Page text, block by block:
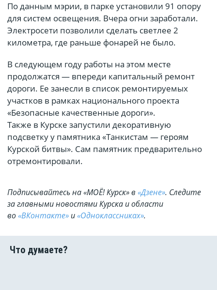
По данным мэрии, в парке установили 91 опору
для систем освещения. Вчера огни заработали.
Электросети позволили сделать светлее 2
километра, где раньше фонарей не было.
В следующем году работы на этом месте
продолжатся — впереди капитальный ремонт
дороги. Ее занесли в список ремонтируемых
участков в рамках национального проекта
«Безопасные качественные дороги».
Также в Курске запустили декоративную
подсветку у памятника «Танкистам — героям
Курской битвы». Сам памятник предварительно
отремонтировали.
Подписывайтесь на «МОЁ! Курск» в «Дзене». Cледите
за главными новостями Курска и области
во«ВКонтакте» и«Одноклассниках».